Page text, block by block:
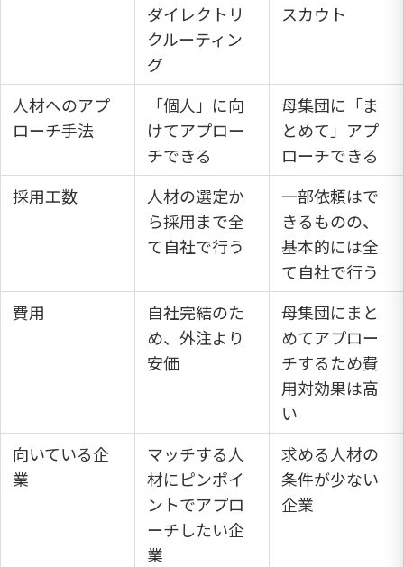
ダイレクトリ
クルーティン
グ
スカウト
人材へのアプ
ローチ手法
「個人」に向
けてアプロー
チできる
母集団に「ま
とめて」アプ
ローチできる
採用工数
人材の選定か
ら採用まで全
て自社で行う
一部依頼はで
きるものの、
基本的には全
て自社で行う
費用
自社完結のた
め、外注より
安価
母集団にまと
めてアプロー
チするため費
用対効果は高
い
向いている企
業
マッチする人
材にピンポイ
ントでアプロ
ーチしたい企
業
求める人材の
条件が少ない
企業